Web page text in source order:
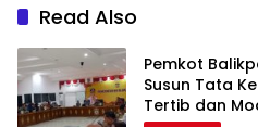
Read Also
Pemkot
Susun Tata
Tertib dan